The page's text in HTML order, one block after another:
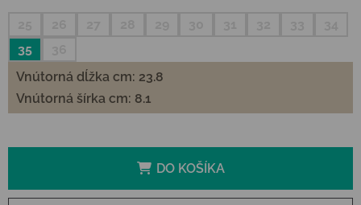
35
Vnútorná dĺžka cm: 23.8
Vnútorná šírka cm: 8.1
DO KOŠÍKA